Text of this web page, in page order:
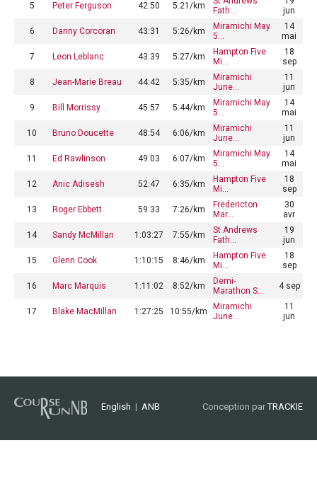
5 Peter Ferguson 42:50 5:21/km
Fath…
jun
6 Danny Corcoran 43:31 5:26/km
Miramichi May
5…
14
mai
7 Leon Leblanc 43:39 5:27/km
Hampton Five
Mi…
18
sep
8 Jean-Marie Breau 44:42 5:35/km
Miramichi
June…
11
jun
9 Bill Morrissy 45:57 5:44/km
Miramichi May
5…
14
mai
10 Bruno Doucette 48:54 6:06/km
Miramichi
June…
11
jun
11 Ed Rawlinson 49:03 6:07/km
Miramichi May
5…
14
mai
12 Anic Adisesh 52:47 6:35/km
Hampton Five
Mi…
18
sep
13 Roger Ebbett 59:33 7:26/km
Fredericton
Mar…
30
avr
14 Sandy McMillan 1:03:27 7:55/km
St Andrews
Fath…
19
jun
15 Glenn Cook 1:10:15 8:46/km
Hampton Five
Mi…
18
sep
16 Marc Marquis 1:11:02 8:52/km
Demi-
Marathon S…
4 sep
17 Blake MacMillan 1:27:25 10:55/km
Miramichi
June…
11
jun
English | ANB Conception parTRACKIE